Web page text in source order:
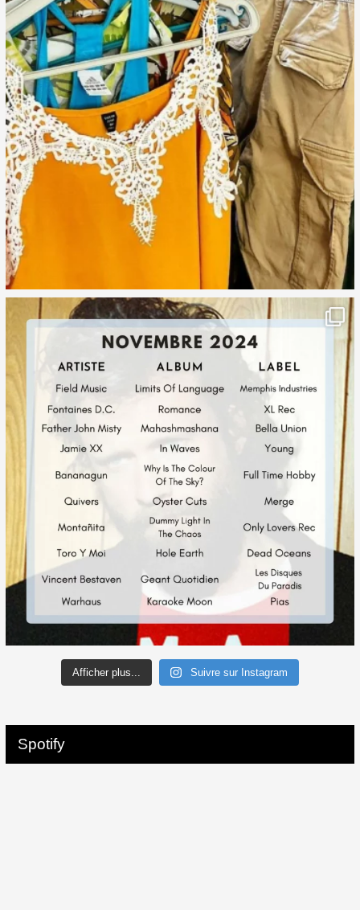
Afficher plus... Suivre sur Instagram
Spotify